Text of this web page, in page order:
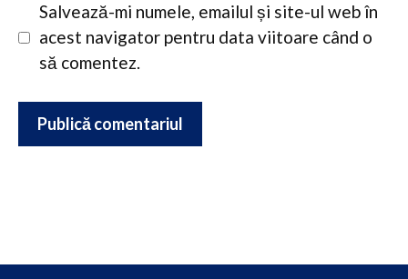
Salvează-mi numele, emailul și site-ul web în
acest navigator pentru data viitoare când o
să comentez.